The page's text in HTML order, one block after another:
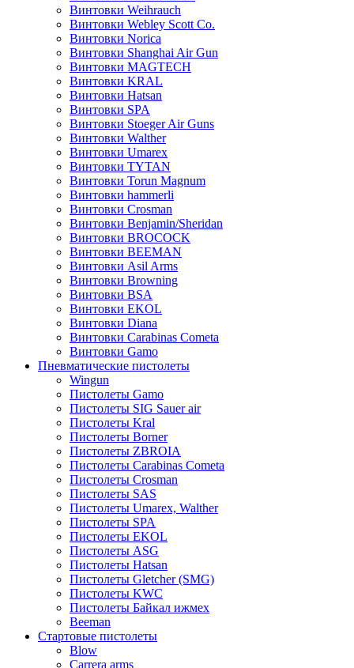
Винтовки Weihrauch
Винтовки Webley Scott Co.
Винтовки Norica
Винтовки Shanghai Air Gun
Винтовки MAGTECH
Винтовки KRAL
Винтовки Hatsan
Винтовки SPA
Винтовки Stoeger Air Guns
Винтовки Walther
Винтовки Umarex
Винтовки TYTAN
Винтовки Torun Magnum
Винтовки hammerli
Винтовки Crosman
Винтовки Benjamin/Sheridan
Винтовки BROCOCK
Винтовки BEEMAN
Винтовки Asil Arms
Винтовки Browning
Винтовки BSA
Винтовки EKOL
Винтовки Diana
Винтовки Carabinas Cometa
Винтовки Gamo
Пневматические пистолеты
Wingun
Пистолеты Gamo
Пистолеты SIG Sauer air
Пистолеты Kral
Пистолеты Borner
Пистолеты ZBROIA
Пистолеты Carabinas Cometa
Пистолеты Crosman
Пистолеты SAS
Пистолеты Umarex, Walther
Пистолеты SPA
Пистолеты EKOL
Пистолеты ASG
Пистолеты Hatsan
Пистолеты Gletcher (SMG)
Пистолеты KWC
Пистолеты Байкал ижмех
Beeman
Стартовые пистолеты
Blow
Carrera arms